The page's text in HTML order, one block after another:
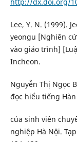
http://dx.doi.org/
Lee, Y. N. (1999).
yeongu [Nghiên
vào giáo trình]
Incheon.
Nguyễn Thị Ngọc
đọc hiểu tiếng Hàn
của sinh viên
nghiệp Hà Nội.